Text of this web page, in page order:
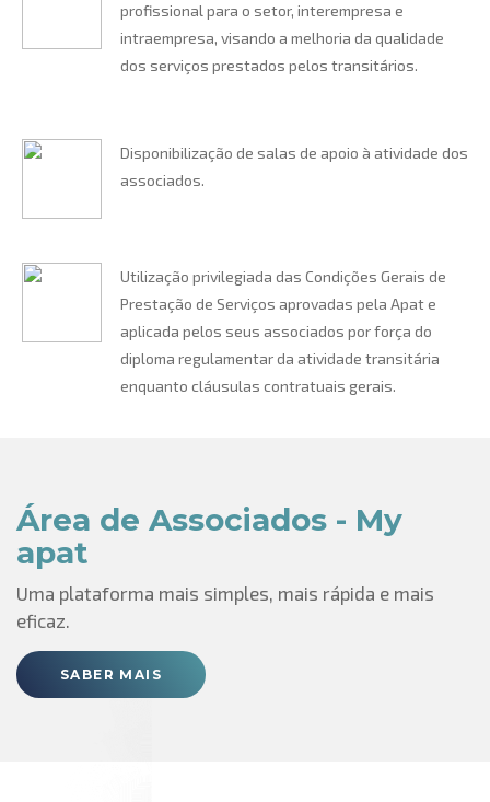
profissional para o setor, interempresa e
intraempresa, visando a melhoria da qualidade
dos serviços prestados pelos transitários.
Disponibilização de salas de apoio à atividade dos
associados.
Utilização privilegiada das Condições Gerais de
Prestação de Serviços aprovadas pela Apat e
aplicada pelos seus associados por força do
diploma regulamentar da atividade transitária
enquanto cláusulas contratuais gerais.
Área de Associados - My
apat
Uma plataforma mais simples, mais rápida e mais
eficaz.
SABER MAIS